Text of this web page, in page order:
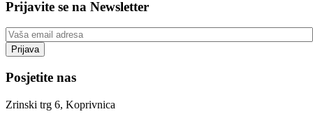
Prijavite se na Newsletter
Posjetite nas
Zrinski trg 6, Koprivnica